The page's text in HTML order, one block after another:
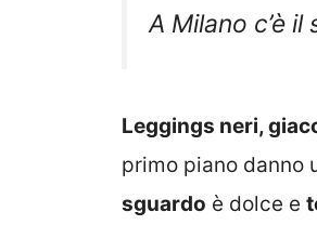
A Milano c’è il
Leggings neri,
primo piano danno
sguardo è dolce e